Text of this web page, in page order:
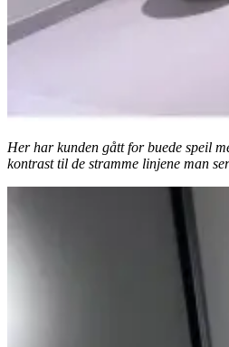
Her har kunden gått for buede speil
kontrast til de stramme linjene man